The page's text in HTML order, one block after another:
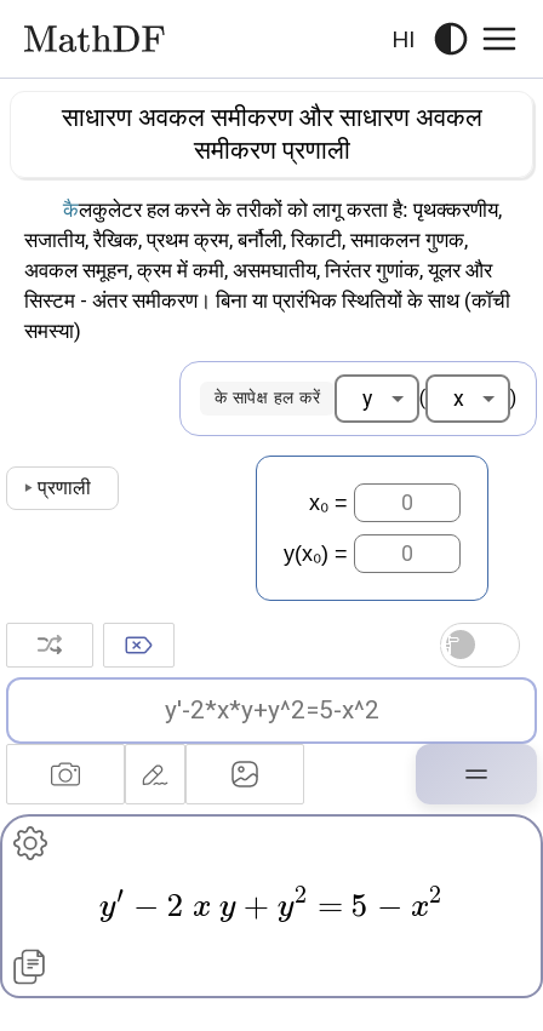
HI
साधारण अवकल समीकरण और साधारण अवकल
समीकरण प्रणाली
कैलकुलेटर हल करने के तरीकों को लागू करता है: पृथक्करणीय,
सजातीय, रैखिक, प्रथम क्रम, बर्नौली, रिकाटी, समाकलन गुणक,
अवकल समूहन, क्रम में कमी, असमघातीय, निरंतर गुणांक, यूलर और
सिस्टम - अंतर समीकरण। बिना या प्रारंभिक स्थितियों के साथ (कॉची
समस्या)
के सापेक्ष हल करें ( )
▸ प्रणाली
=
=
y′ − 2 x y+y2 = 5 − x2